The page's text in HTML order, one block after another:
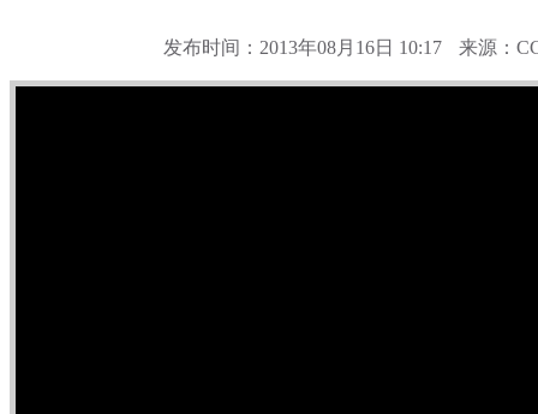
发布时间：2013年08月16日 10:17 来源：